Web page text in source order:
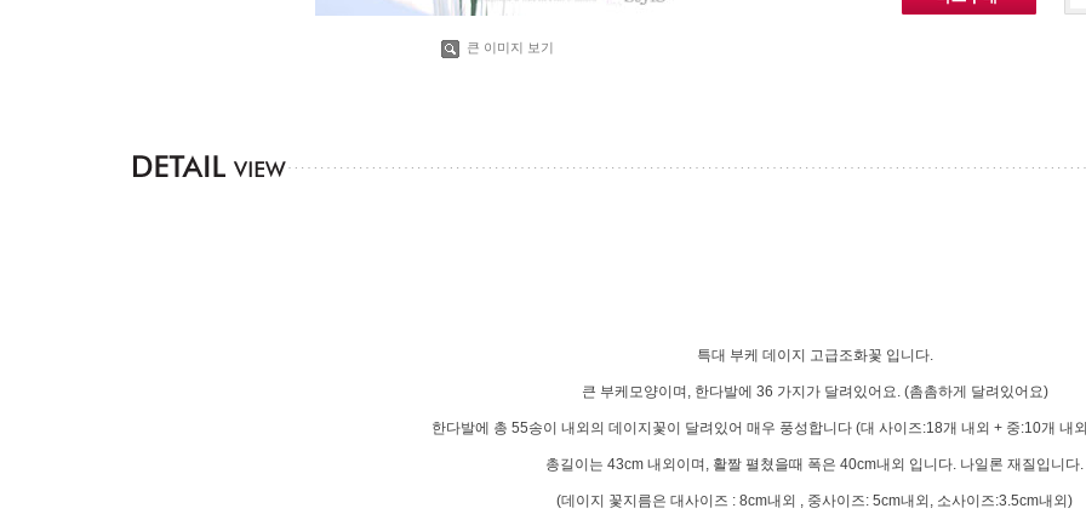
큰 이미지 보기
특대 부케 데이지 고급조화꽃 입니다.
큰 부케모양이며, 한다발에 36 가지가 달려있어요. (촘촘하게 달려있어요)
한다발에 총 55송이 내외의 데이지꽃이 달려있어 매우 풍성합니다 (대 사이즈:18개 내외 + 중:10개 내
총길이는 43cm 내외이며, 활짤 펼쳤을때 폭은 40cm내외 입니다. 나일론 재질입니다.
(데이지 꽃지름은 대사이즈 : 8cm내외 , 중사이즈: 5cm내외, 소사이즈:3.5cm내외)